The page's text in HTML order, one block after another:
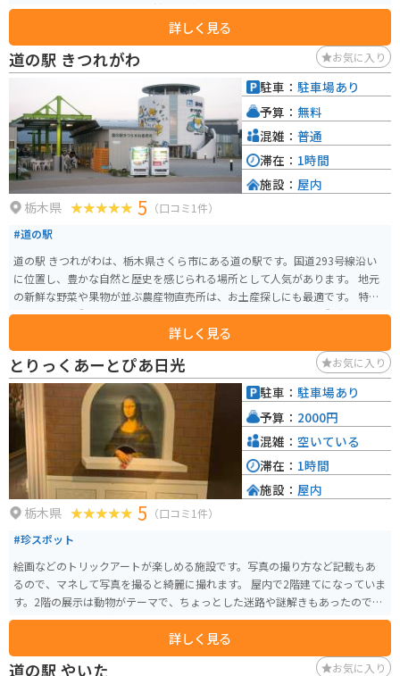
市の特産品を販売する「物産館」などがあります。 食事処では、地元産の食
材を使用したそばやうどん、ラーメンなどが味わえます。 また、道の駅 にし
かたは、バイクツーリングの休憩場所としても人気があります。駐車場も広
く、バイクラックも完備されています。 栃木市は、蔵の街として知られてお
り、歴史的な建造物が多く残っています。道の駅 にしかたから少し足を延ば
せば、蔵造りの街並みを散策したり、歴史的な建造物を見学したりすること
ができます。 【おすすめポイント】 * 駐車場が広く、バイクラックも完備 *
地元の新鮮な農産物が購入できる * 栃木市の特産品が購入できる * 地元産の
食材を使用した食事ができる 【周辺の観光スポット】 * とちぎ蔵の街 * 渡良
瀬遊水地 * 岩船山 【名産品】 * いちご * 梨 * 米 * 酒
詳しく見る
道の駅 きつれがわ お気に入り
栃木県 5 （口コミ1件）
#道の駅
道の駅 きつれがわは、栃木県さくら市にある道の駅です。国道293号線沿い
に位置し、豊かな自然と歴史を感じられる場所として人気があります。 地元
の新鮮な野菜や果物が並ぶ農産物直売所は、お土産探しにも最適です。 特
に、地元産の梨を使ったジェラートが人気で、季節によっては、梨狩り体験
ので安心です。 周辺には、国の重要文化財に指定されている「旧金澤家住
宅」や、四季折々の花が楽しめる「荒川河川公園」など、観光スポットも充
実しています。 道の駅 きつれがわは、ドライブやツーリングの休憩に最適な
だけでなく、地元の魅力を満喫できるスポットです。
詳しく見る
駐車： 駐車場あり
予算： 無料
混雑： 普通
滞在： 1時間
施設： 屋内
とりっくあーとぴあ日光 お気に入り
栃木県 5 （口コミ1件）
#珍スポット
絵画などのトリックアートが楽しめる施設です。写真の撮り方など記載もあ
るので、マネして写真を撮ると綺麗に撮れます。 屋内で2階建てになっていま
す。2階の展示は動物がテーマで、ちょっとした迷路や謎解きもあったので、
2.3人でまわると写真も撮りやすく楽しめます。
詳しく見る
駐車： 駐車場あり
予算： 2000円
混雑： 空いている
滞在： 1時間
施設： 屋内
道の駅 やいた お気に入り